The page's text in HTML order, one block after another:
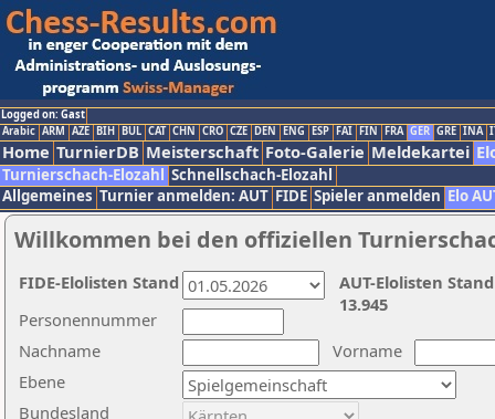
Logged on: Gast
Arabic ARM AZE BIH BUL CAT CHN CRO CZE DEN ENG ESP FAI FIN FRA GER GRE INA
Home TurnierDB Meisterschaft Foto-Galerie Meldekartei
Turnierschach-Elozahl Schnellschach-Elozahl
Allgemeines Turnier anmelden: AUT FIDE Spieler anmelden Elo
Willkommen bei den offiziellen
Nachname
Vorname
Ebene
Personennummer
Bundesland
AUT-Elolisten
13.945
FIDE-Elolisten Stand